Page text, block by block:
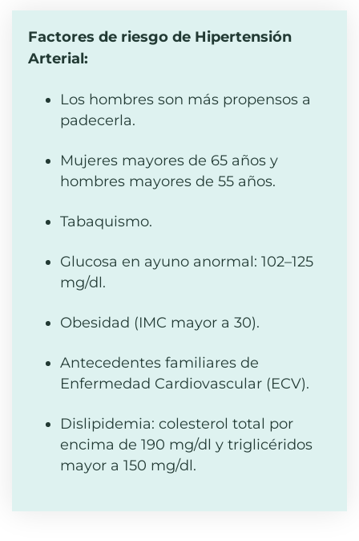
Factores de riesgo de Hipertensión
Arterial:
Los hombres son más propensos a
padecerla.
Mujeres mayores de 65 años y
hombres mayores de 55 años.
Tabaquismo.
Glucosa en ayuno anormal: 102–125
mg/dl.
Obesidad (IMC mayor a 30).
Antecedentes familiares de
Enfermedad Cardiovascular (ECV).
Dislipidemia: colesterol total por
encima de 190 mg/dl y triglicéridos
mayor a 150 mg/dl.